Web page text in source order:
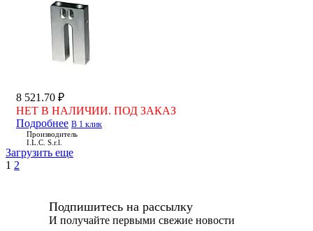
8 521.70 ₽
НЕТ В НАЛИЧИИ. ПОД ЗАКАЗ
Подробнее В 1 клик
Производитель
I.L.C. S.r.l.
Загрузить еще
1 2
Подпишитесь на рассылку
И получайте первыми свежие новости